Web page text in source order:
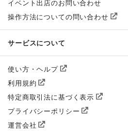
イベント出店のお問い合わせ
操作方法についての問い合わせ
サービスについて
使い方・ヘルプ
利用規約
特定商取引法に基づく表示
プライバシーポリシー
運営会社